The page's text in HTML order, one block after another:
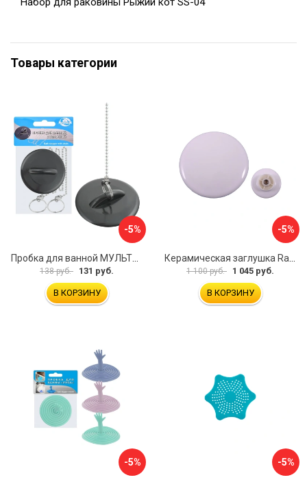
Товары категории
-5%
138 руб. 131 руб.
В КОРЗИНУ
-5%
1 100 руб. 1 045 руб.
В КОРЗИНУ
-5% -5%